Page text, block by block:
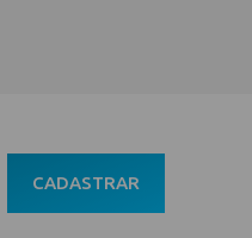
CADASTRAR